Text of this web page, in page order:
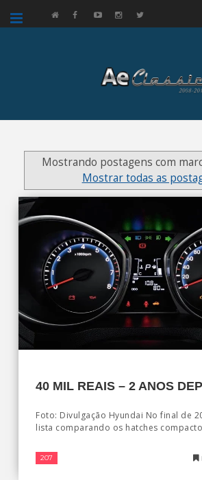
Mostrando postagens com
Mostrar todas as
40 MIL REAIS – 2 ANOS
Foto: Divulgação Hyundai No final de
lista comparando os hatches
207